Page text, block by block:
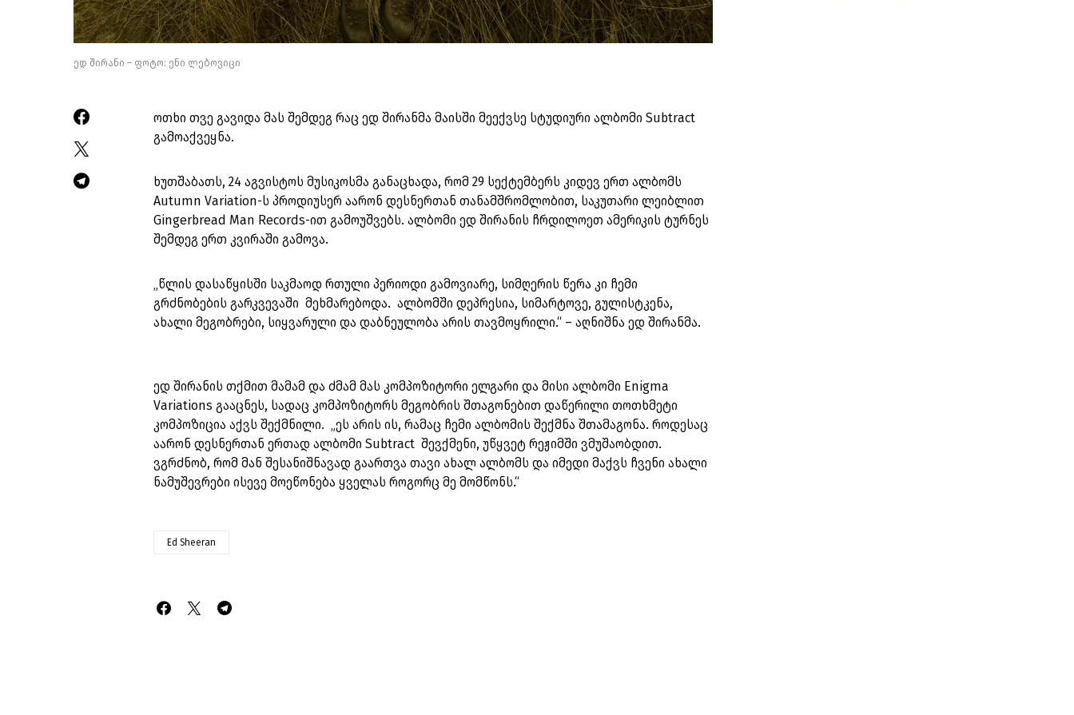
ედ შირანი – ფოტო: ენი ლებოვიცი
ოთხი თვე გავიდა მას შემდეგ რაც ედ შირანმა მაისში მეექვსე სტუდიური ალბომი Subtract
გამოაქვეყნა.
ხუთშაბათს, 24 აგვისტოს მუსიკოსმა განაცხადა, რომ 29 სექტემბერს კიდევ ერთ ალბომს
Autumn Variation-ს პროდიუსერ აარონ დესნერთან თანამშრომლობით, საკუთარი ლეიბლით
Gingerbread Man Records-ით გამოუშვებს. ალბომი ედ შირანის ჩრდილოეთ ამერიკის ტურნეს
შემდეგ ერთ კვირაში გამოვა.
„წლის დასაწყისში საკმაოდ რთული პერიოდი გამოვიარე, სიმღერის წერა კი ჩემი
გრძნობების გარკვევაში მეხმარებოდა. ალბომში დეპრესია, სიმარტოვე, გულისტკენა,
ახალი მეგობრები, სიყვარული და დაბნეულობა არის თავმოყრილი.“ – აღნიშნა ედ შირანმა.
ედ შირანის თქმით მამამ და ძმამ მას კომპოზიტორი ელგარი და მისი ალბომი Enigma
Variations გააცნეს, სადაც კომპოზიტორს მეგობრის შთაგონებით დაწერილი თოთხმეტი
კომპოზიცია აქვს შექმნილი. „ეს არის ის, რამაც ჩემი ალბომის შექმნა შთამაგონა. როდესაც
აარონ დესნერთან ერთად ალბომი Subtract შევქმენი, უწყვეტ რეჟიმში ვმუშაობდით.
ვგრძნობ, რომ მან შესანიშნავად გაართვა თავი ახალ ალბომს და იმედი მაქვს ჩვენი ახალი
ნამუშევრები ისევე მოეწონება ყველას როგორც მე მომწონს.“
Ed Sheeran